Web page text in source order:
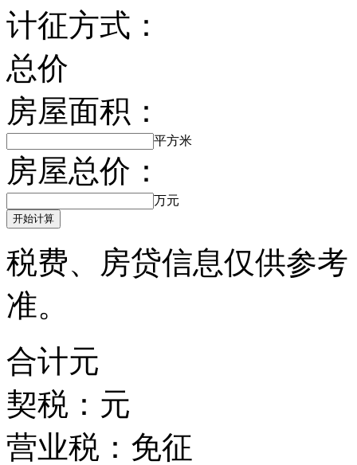
计征方式：
总价
房屋面积：
平方米
房屋总价：
万元
开始计算
税费、房贷信息仅供参
准。
合计元
契税： 元
营业税： 免征